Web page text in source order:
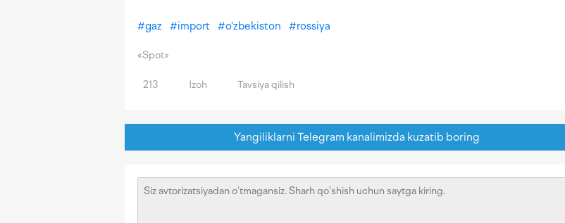
#gaz #import #o'zbekiston #rossiya
«Spot»
213 Izoh Tavsiya qilish
Yangiliklarni Telegram kanalimizda kuzatib boring